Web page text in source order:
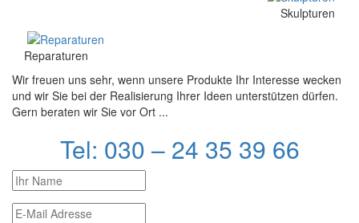
Skulpturen
Reparaturen
Wir freuen uns sehr, wenn unsere Produkte Ihr Interesse wecken
und wir Sie bei der Realisierung Ihrer Ideen unterstützen dürfen.
Gern beraten wir Sie vor Ort ...
Tel: 030 – 24 35 39 66